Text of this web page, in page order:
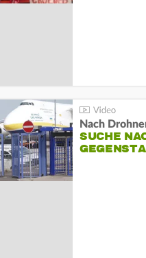
Nach
SUCHE